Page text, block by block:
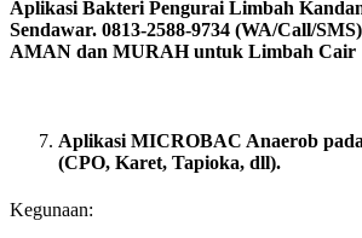
Aplikasi Bakteri Pengurai Limbah
Sendawar. 0813-2588-9734 (WA/Call/
AMAN dan MURAH untuk Limbah Cair
Aplikasi MICROBAC Anaerob
(CPO, Karet, Tapioka, dll).
Kegunaan: